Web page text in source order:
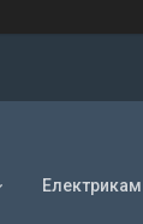
Електрикам